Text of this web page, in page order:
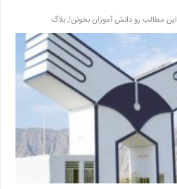
این مطالب رو دانش آموزان بخونن!,بلاگ